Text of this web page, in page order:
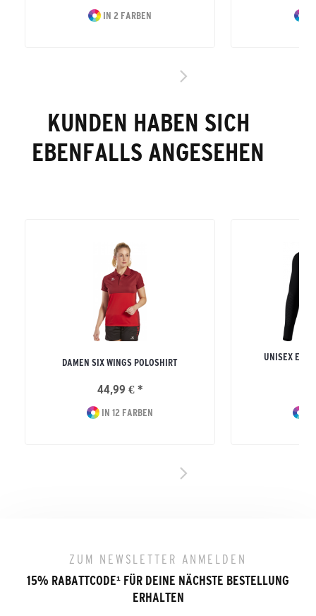
IN 2 FARBEN
KUNDEN HABEN SICH
EBENFALLS ANGESEHEN
DAMEN SIX WINGS POLOSHIRT
44,99 € *
IN 12 FARBEN
UNISEX
ZUM NEWSLETTER ANMELDEN
15% RABATTCODE¹ FÜR DEINE NÄCHSTE BESTELLUNG
ERHALTEN